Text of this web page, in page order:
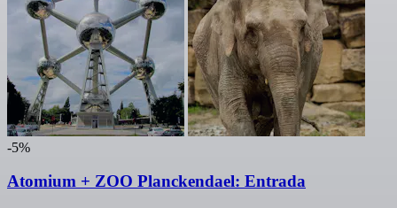
-5%
Atomium + ZOO Planckendael: Entrada